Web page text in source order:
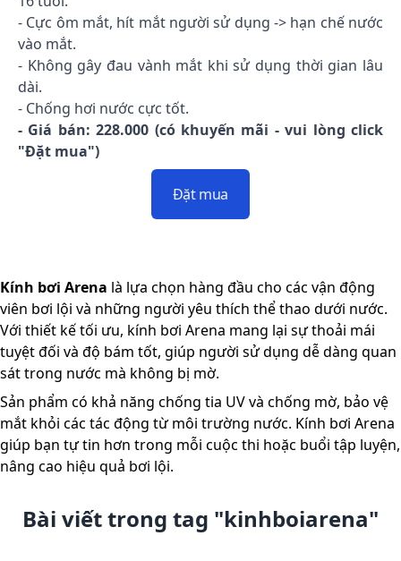
- Cực ôm mắt, hít mắt người sử dụng -> hạn chế nước
vào mắt.
- Không gây đau vành mắt khi sử dụng thời gian lâu
dài.
- Chống hơi nước cực tốt.
- Giá bán: 228.000 (có khuyến mãi - vui lòng click
"Đặt mua")
Đặt mua
Kính bơi Arena là lựa chọn hàng đầu cho các vận động
viên bơi lội và những người yêu thích thể thao dưới nước.
Với thiết kế tối ưu, kính bơi Arena mang lại sự thoải mái
tuyệt đối và độ bám tốt, giúp người sử dụng dễ dàng quan
sát trong nước mà không bị mờ.
Sản phẩm có khả năng chống tia UV và chống mờ, bảo vệ
mắt khỏi các tác động từ môi trường nước. Kính bơi Arena
giúp bạn tự tin hơn trong mỗi cuộc thi hoặc buổi tập luyện,
nâng cao hiệu quả bơi lội.
Bài viết trong tag "kinhboiarena"